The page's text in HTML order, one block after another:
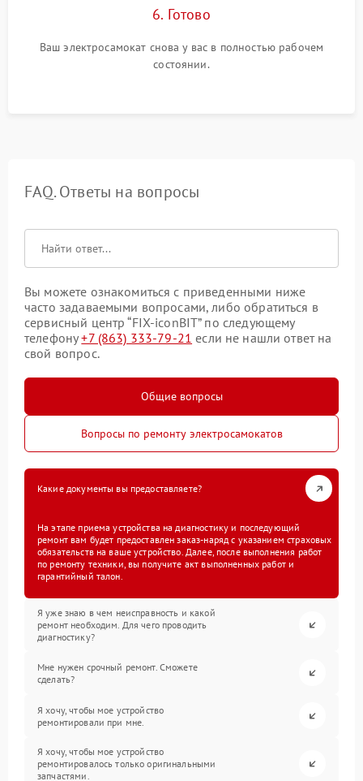
6. Готово
Ваш электросамокат снова у вас в полностью рабочем
состоянии.
FAQ. Ответы на вопросы
Вы можете ознакомиться с приведенными ниже
часто задаваемыми вопросами, либо обратиться в
сервисный центр “FIX-iconBIT” по следующему
телефону+7 (863) 333-79-21 если не нашли ответ на
свой вопрос.
Общие вопросы
Вопросы по ремонту электросамокатов
Какие документы вы предоставляете?
На этапе приема устройства на диагностику и последующий
ремонт вам будет предоставлен заказ-наряд с указанием страховых
обязательств на ваше устройство. Далее, после выполнения работ
по ремонту техники, вы получите акт выполненных работ и
гарантийный талон.
Я уже знаю в чем неисправность и какой
ремонт необходим. Для чего проводить
диагностику?
Мне нужен срочный ремонт. Сможете
сделать?
Я хочу, чтобы мое устройство
ремонтировали при мне.
Я хочу, чтобы мое устройство
ремонтировалось только оригинальными
запчастями.